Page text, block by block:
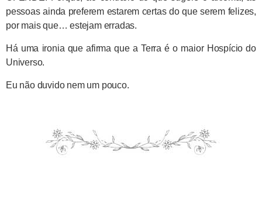
pessoas ainda preferem estarem certas do que serem felizes,
por mais que… estejam erradas.
Há uma ironia que afirma que a Terra é o maior Hospício do
Universo.
Eu não duvido nem um pouco.